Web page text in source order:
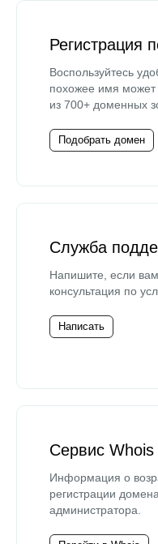
Регистрация
Воспользуйтесь
похожее имя может
из 700+ доменных
Подобрать домен
Служба
Напишите, если
консультация по
Написать
Сервис Whois
Информация о
регистрации
администратора.